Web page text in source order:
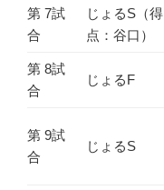
第 7試
合
じょるS（得
点：谷口）
第 8試
合
じょるF
第 9試
合
じょるS